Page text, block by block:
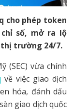
cho phép token
chỉ số, mở ra lộ
trường 24/7.
(SEC) vừa chính
về việc giao dịch
hóa, đánh dấu
giao dịch quốc